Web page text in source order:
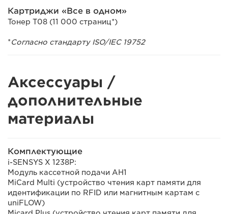
Картриджи «Все в одном»
Тонер T08 (11 000 страниц*)
*Согласно стандарту ISO/IEC 19752
Аксессуары /
дополнительные
материалы
Комплектующие
i-SENSYS X 1238P:
Модуль кассетной подачи AH1
MiCard Multi (устройство чтения карт памяти для
идентификации по RFID или магнитным картам с
uniFLOW)